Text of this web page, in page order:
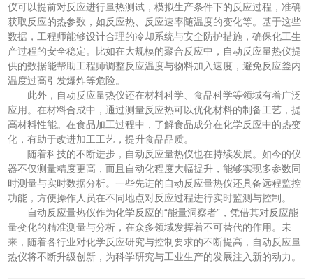
仪可以提前对反应进行量热测试，模拟生产条件下的反应过程，准确
获取反应的热参数，如反应热、反应速率随温度的变化等。基于这些
数据，工程师能够设计合理的冷却系统与安全防护措施，确保化工生
产过程的安全稳定。比如在大规模的聚合反应中，自动反应量热仪提
供的数据能帮助工程师调整反应温度与物料加入速度，避免反应釜内
温度过高引发爆炸等危险。
此外，自动反应量热仪还在材料科学、食品科学等领域有着广泛
应用。在材料合成中，通过测量反应热可以优化材料的制备工艺，提
高材料性能。在食品加工过程中，了解食品成分在化学反应中的热变
化，有助于改进加工工艺，提升食品品质。
随着科技的不断进步，自动反应量热仪也在持续发展。如今的仪
器不仅测量精度更高，而且自动化程度大幅提升，能够实现多参数同
时测量与实时数据分析。一些先进的自动反应量热仪还具备远程监控
功能，方便操作人员在不同地点对反应过程进行实时监测与控制。
自动反应量热仪作为化学反应的“能量洞察者”，凭借其对反应能
量变化的精准测量与分析，在众多领域发挥着不可替代的作用。未
来，随着各行业对化学反应研究与控制要求的不断提高，自动反应量
热仪将不断升级创新，为科学研究与工业生产的发展注入新的动力。